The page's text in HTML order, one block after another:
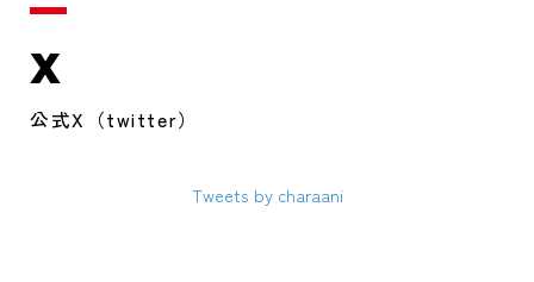
X
公式X（twitter）
Tweets by charaani